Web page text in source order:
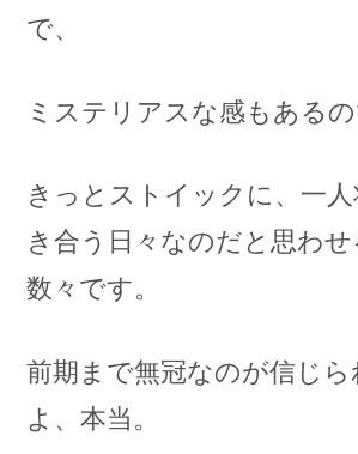
で、
ミステリアスな感もあるの
きっとストイックに、一人
き合う日々なのだと思わせ
数々です。
前期まで無冠なのが信じ
よ、本当。